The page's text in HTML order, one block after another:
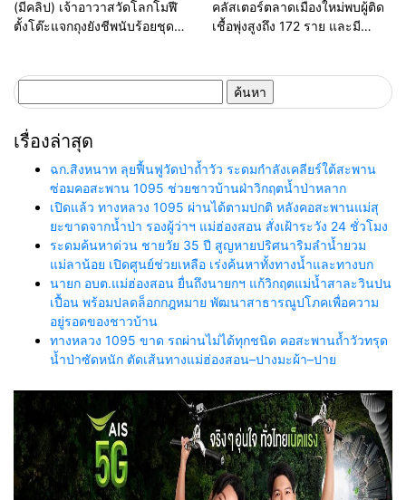
ถ้วยกรมสมเด็จพระเทพฯ
สายธรรมะ-พระเครื่อง
(มีคลิป) เจ้าอาวาสวัดโลกโมฬี
ตั้งโต๊ะแจกถุงยังชีพนับร้อยชุด
รอบรั้วทั่วไทย
คลัสเตอร์ตลาดเมืองใหม่พบผู้ติด
เชื้อพุ่งสูงถึง 172 ราย และมี
สำหรับ:
เรื่องล่าสุด
ฉก.สิงหนาท ลุยฟื้นฟูวัดป่าถ้ำวัว ระดมกำลังเคลียร์ใต้สะพาน
ซ่อมคอสะพาน 1095 ช่วยชาวบ้านฝ่าวิกฤตน้ำป่าหลาก
เปิดแล้ว ทางหลวง 1095 ผ่านได้ตามปกติ หลังคอสะพานแม่สุ
ยะขาดจากน้ำป่า รองผู้ว่าฯ แม่ฮ่องสอน สั่งเฝ้าระวัง 24 ชั่วโมง
ระดมค้นหาด่วน ชายวัย 35 ปี สูญหายปริศนาริมลำน้ำยวม
แม่ลาน้อย เปิดศูนย์ช่วยเหลือ เร่งค้นหาทั้งทางน้ำและทางบก
นายก อบต.แม่ฮ่องสอน ยื่นถึงนายกฯ แก้วิกฤตแม่น้ำสาละวินปน
เปื้อน พร้อมปลดล็อกกฎหมาย พัฒนาสาธารณูปโภคเพื่อความ
อยู่รอดของชาวบ้าน
ทางหลวง 1095 ขาด รถผ่านไม่ได้ทุกชนิด คอสะพานถ้ำวัวทรุด
น้ำป่าซัดหนัก ตัดเส้นทางแม่ฮ่องสอน–ปางมะผ้า–ปาย